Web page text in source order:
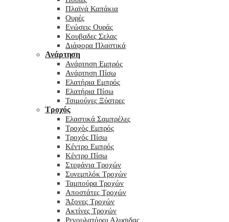
Πλαϊνά Καπάκια
Ουρές
Ενώσεις Ουράς
Κουβαδες Σελας
Διάφορα Πλαστικά
Ανάρτηση
Ανάρτηση Εμπρός
Ανάρτηση Πίσω
Ελατήρια Εμπρός
Ελατήρια Πίσω
Τσιμούχες Ξύστρες
Τροχός
Ελαστικά Σαμπρέλες
Τροχός Εμπρός
Τροχός Πίσω
Κέντρο Εμπρός
Κέντρο Πίσω
Στεφάνια Τροχών
Συνεμπλόκ Τροχών
Ταμπούρα Τροχών
Αποστάτες Τροχών
Άξονες Τροχών
Ακτίνες Τροχών
Ρεγουλατόροι Αλυσιδας